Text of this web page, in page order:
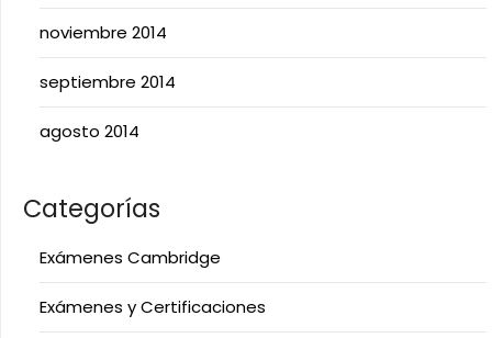
noviembre 2014
septiembre 2014
agosto 2014
Categorías
Exámenes Cambridge
Exámenes y Certificaciones